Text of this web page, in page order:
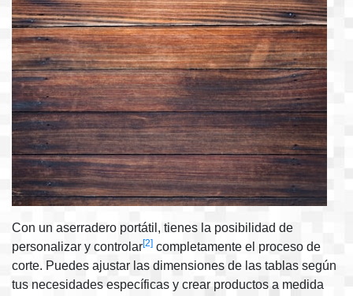
Con un aserradero portátil, tienes la posibilidad de
personalizar y controlar[2] completamente el proceso de
corte. Puedes ajustar las dimensiones de las tablas según
tus necesidades específicas y crear productos a medida